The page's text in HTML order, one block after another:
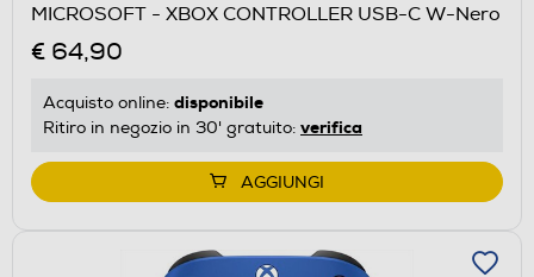
MICROSOFT - XBOX CONTROLLER USB-C W-Nero
€ 64,90
Acquisto online: disponibile
Ritiro in negozio in 30' gratuito: verifica
AGGIUNGI